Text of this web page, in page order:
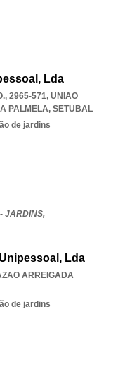
Lda
2965-571, UNIAO
PALMELA, SETUBAL
de jardins
JARDINS,
Lda
ARREIGADA
de jardins